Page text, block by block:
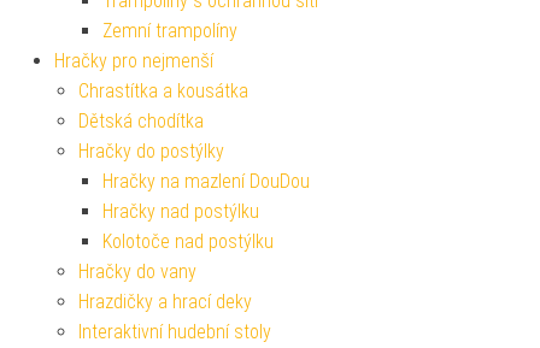
Zemní trampolíny
Hračky pro nejmenší
Chrastítka a kousátka
Dětská chodítka
Hračky do postýlky
Hračky na mazlení DouDou
Hračky nad postýlku
Kolotoče nad postýlku
Hračky do vany
Hrazdičky a hrací deky
Interaktivní hudební stoly